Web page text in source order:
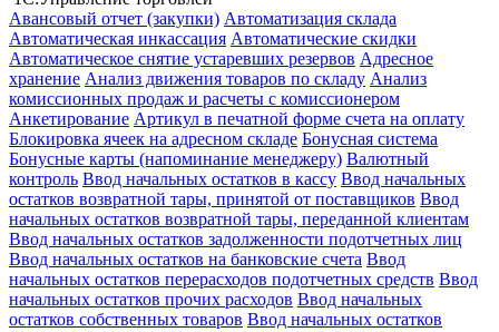
Авансовый отчет (закупки) Автоматизация склада
Автоматическая инкассация Автоматические скидки
Автоматическое снятие устаревших резервов Адресное
хранение Анализ движения товаров по складу Анализ
комиссионных продаж и расчеты с комиссионером
Анкетирование Артикул в печатной форме счета на оплату
Блокировка ячеек на адресном складе Бонусная система
Бонусные карты (напоминание менеджеру) Валютный
контроль Ввод начальных остатков в кассу Ввод начальных
остатков возвратной тары, принятой от поставщиков Ввод
начальных остатков возвратной тары, переданной клиентам
Ввод начальных остатков задолженности подотчетных лиц
Ввод начальных остатков на банковские счета Ввод
начальных остатков перерасходов подотчетных средств Ввод
начальных остатков прочих расходов Ввод начальных
остатков собственных товаров Ввод начальных остатков